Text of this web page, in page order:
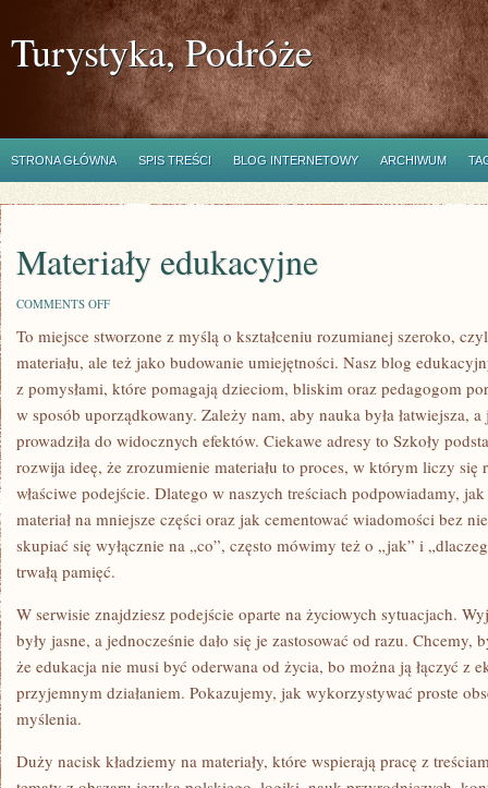
Turystyka, Podróże
STRONA GŁÓWNA SPIS TREŚCI BLOG INTERNETOWY ARCHIWUM
Materiały edukacyjne
COMMENTS OFFON
EDUKACYJNE
To miejsce stworzone z myślą o kształceniu rozumianej szeroko,
materiału, ale też jako budowanie umiejętności. Nasz blog
z pomysłami, które pomagają dzieciom, bliskim oraz pedagogom
w sposób uporządkowany. Zależy nam, aby nauka była łatwiejsza,
prowadziła do widocznych efektów. Ciekawe adresy to Szkoły
rozwija ideę, że zrozumienie materiału to proces, w którym liczy się
właściwe podejście. Dlatego w naszych treściach podpowiadamy,
materiał na mniejsze części oraz jak cementować wiadomości bez
skupiać się wyłącznie na „co”, często mówimy też o „jak” i
trwałą pamięć.
W serwisie znajdziesz podejście oparte na życiowych sytuacjach.
były jasne, a jednocześnie dało się je zastosować od razu.
że edukacja nie musi być oderwana od życia, bo można ją łączyć z
przyjemnym działaniem. Pokazujemy, jak wykorzystywać proste
myślenia.
Duży nacisk kładziemy na materiały, które wspierają pracę z